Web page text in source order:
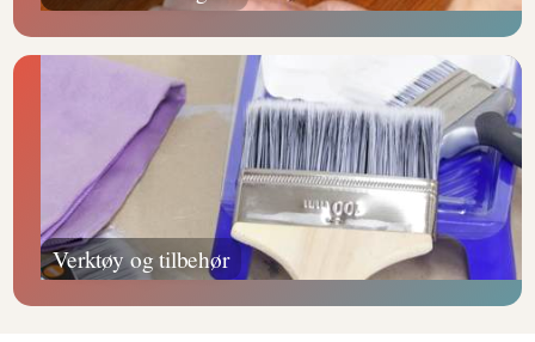
Verktøy og tilbehør